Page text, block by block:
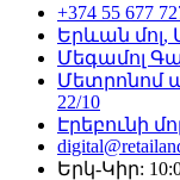
+374 55 677
Երևան մոլ,
Մեգամոլ
Մետրոնոմ
22/10
Էրեբունի
Երկ-Կիր: